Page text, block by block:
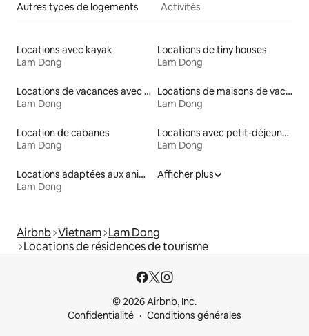
Autres types de logements Activités
Locations avec kayak
Lam Dong
Locations de tiny houses
Lam Dong
Locations de vacances avec piscine
Lam Dong
Locations de maisons de vacances
Lam Dong
Location de cabanes
Lam Dong
Locations avec petit-déjeuner
Lam Dong
Locations adaptées aux animaux
Lam Dong
Afficher plus
Airbnb Vietnam Lam Dong
Locations de résidences de tourisme
© 2026 Airbnb, Inc.
Confidentialité
Conditions générales